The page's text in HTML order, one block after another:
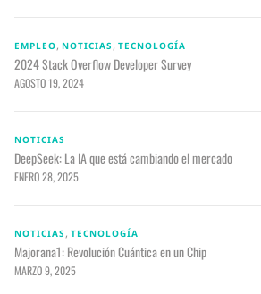
EMPLEO, NOTICIAS , TECNOLOGÍA
2024 Stack Overflow Developer Survey
AGOSTO 19, 2024
NOTICIAS
DeepSeek: La IA que está cambiando el mercado
ENERO 28, 2025
NOTICIAS , TECNOLOGÍA
Majorana1: Revolución Cuántica en un Chip
MARZO 9, 2025